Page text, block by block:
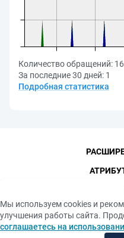
Количество обращений: 16
За последние 30 дней: 1
Подробная статистика
Мы используем cookies и
улучшения работы сайта.
соглашаетесь на